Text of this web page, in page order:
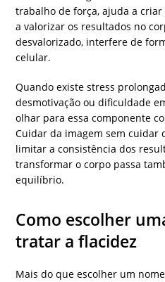
trabalho de força, ajuda a
a valorizar os resultados no
desvalorizado, interfere de
celular.
Quando existe stress
desmotivação ou dificuldade
olhar para essa componente
Cuidar da imagem sem cuidar
limitar a consistência dos
transformar o corpo passa
equilíbrio.
Como escolher
tratar a flacidez
Mais do que escolher um